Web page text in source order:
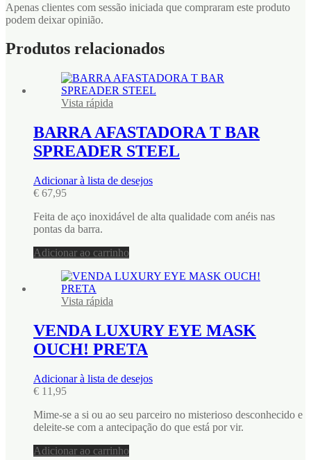
Apenas clientes com sessão iniciada que compraram este produto
podem deixar opinião.
Produtos relacionados
Vista rápida
BARRA AFASTADORA T BAR
SPREADER STEEL
Adicionar à lista de desejos
€ 67,95
Feita de aço inoxidável de alta qualidade com anéis nas
pontas da barra.
Adicionar ao carrinho
Vista rápida
VENDA LUXURY EYE MASK
OUCH! PRETA
Adicionar à lista de desejos
€ 11,95
Mime-se a si ou ao seu parceiro no misterioso desconhecido e
deleite-se com a antecipação do que está por vir.
Adicionar ao carrinho